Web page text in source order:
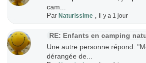
cam...
ParNaturissime Il y a 1 jour
RE: Enfants en camping
Une autre personne répond:
dérangée de...